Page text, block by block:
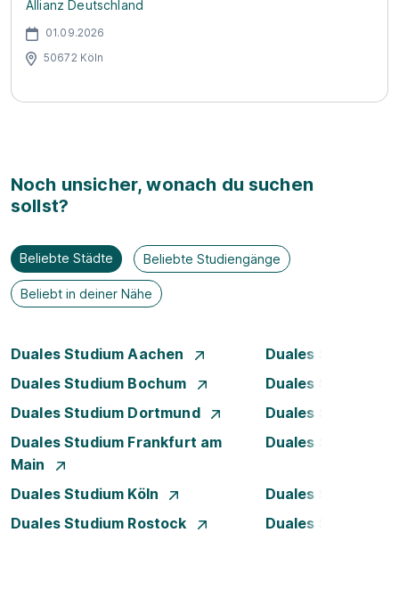
Allianz Deutschland
01.09.2026
50672 Köln
Noch unsicher, wonach du suchen
sollst?
Beliebte Städte Beliebte Studiengänge
Beliebt in deiner Nähe
Duales Studium Aachen
Duales Studium
Duales Studium Bochum
Duales Studium
Duales Studium Dortmund
Duales Studium
Duales Studium Frankfurt am
Main
Duales Studium
Duales Studium Köln
Duales Studium
Duales Studium Rostock
Duales Studium